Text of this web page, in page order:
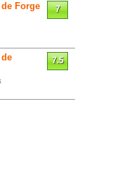
Forge
7
7.5